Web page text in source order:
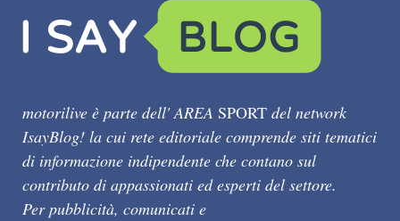
motorilive è parte dell' AREA SPORT del network
IsayBlog! la cui rete editoriale comprende siti tematici
di informazione indipendente che contano sul
contributo di appassionati ed esperti del settore.
Per pubblicità, comunicati e